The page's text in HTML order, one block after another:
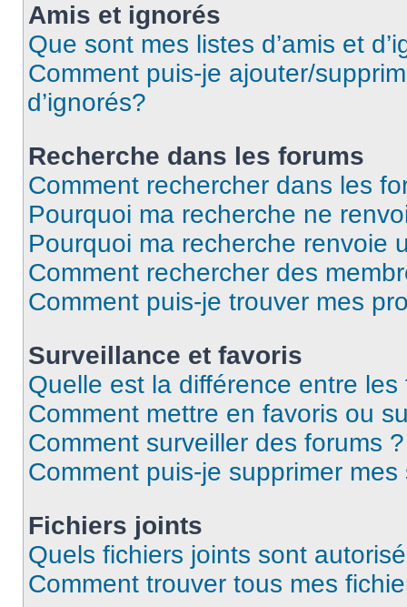
Amis et ignorés
Que sont mes listes d’amis et
Comment puis-je ajouter/
d’ignorés?
Recherche dans les forums
Comment rechercher dans les
Pourquoi ma recherche ne
Pourquoi ma recherche renvoie
Comment rechercher des
Comment puis-je trouver mes
Surveillance et favoris
Quelle est la différence entre
Comment mettre en favoris ou
Comment surveiller des forums ?
Comment puis-je supprimer
Fichiers joints
Quels fichiers joints sont
Comment trouver tous mes